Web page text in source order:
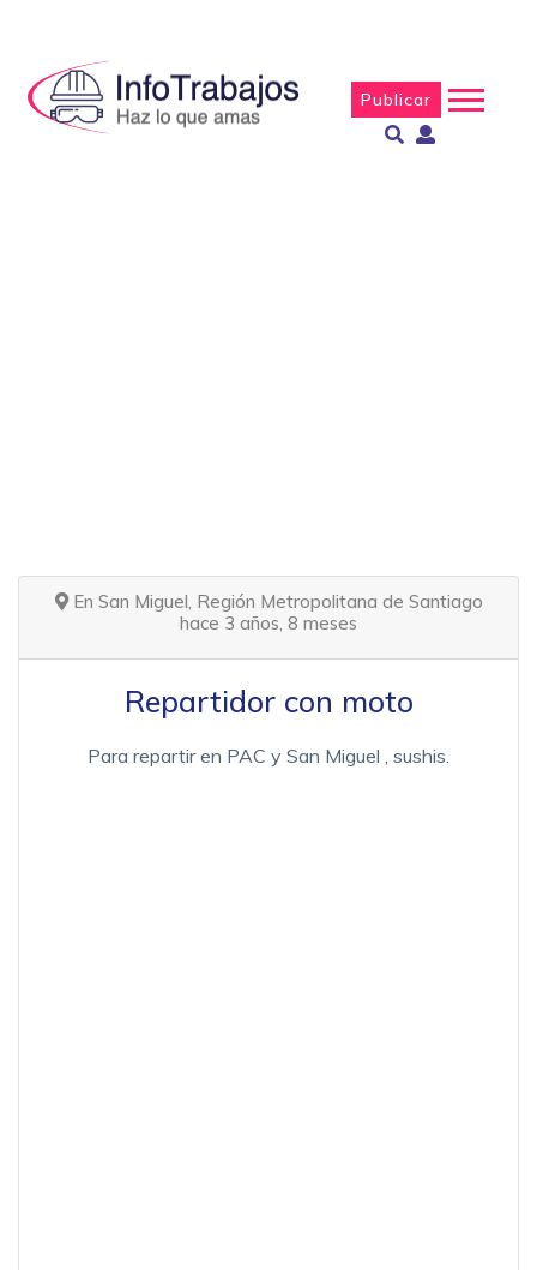
Publicar
En San Miguel, Región Metropolitana de Santiago
hace 3 años, 8 meses
Repartidor con moto
Para repartir en PAC y San Miguel , sushis.